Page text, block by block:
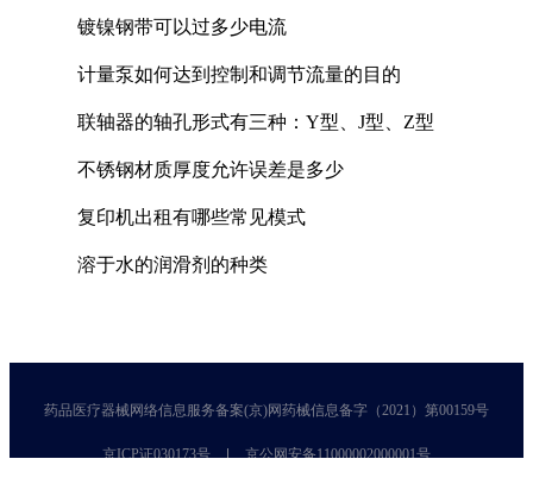
镀镍钢带可以过多少电流
计量泵如何达到控制和调节流量的目的
联轴器的轴孔形式有三种：Y型、J型、Z型
不锈钢材质厚度允许误差是多少
复印机出租有哪些常见模式
溶于水的润滑剂的种类
药品医疗器械网络信息服务备案(京)网药械信息备字（2021）第00159号
京ICP证030173号 京公网安备11000002000001号